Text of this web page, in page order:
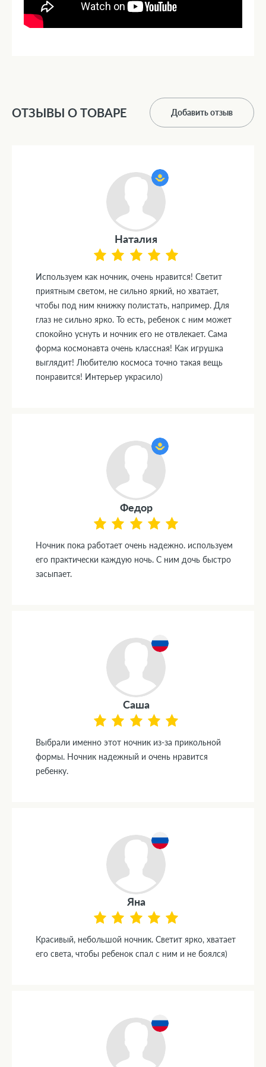
ОТЗЫВЫ О ТОВАРЕ Добавить отзыв
Наталия
Используем как ночник, очень нравится! Светит
приятным светом, не сильно яркий, но хватает,
чтобы под ним книжку полистать, например. Для
глаз не сильно ярко. То есть, ребенок с ним может
спокойно уснуть и ночник его не отвлекает. Сама
форма космонавта очень классная! Как игрушка
выглядит! Любителю космоса точно такая вещь
понравится! Интерьер украсило)
Федор
Ночник пока работает очень надежно. используем
его практически каждую ночь. С ним дочь быстро
засыпает.
Саша
Выбрали именно этот ночник из-за прикольной
формы. Ночник надежный и очень нравится
ребенку.
Яна
Красивый, небольшой ночник. Светит ярко, хватает
его света, чтобы ребенок спал с ним и не боялся)